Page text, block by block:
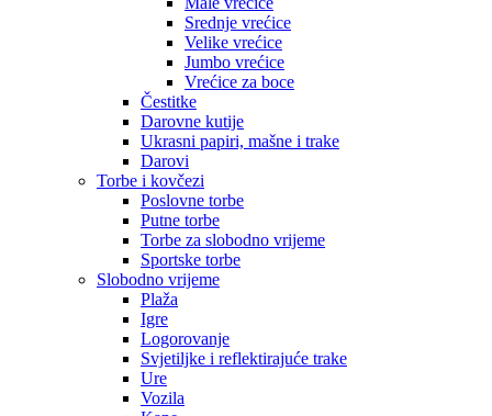
Srednje vrećice
Velike vrećice
Jumbo vrećice
Vrećice za boce
Čestitke
Darovne kutije
Ukrasni papiri, mašne i trake
Darovi
Torbe i kovčezi
Poslovne torbe
Putne torbe
Torbe za slobodno vrijeme
Sportske torbe
Slobodno vrijeme
Plaža
Igre
Logorovanje
Svjetiljke i reflektirajuće trake
Ure
Vozila